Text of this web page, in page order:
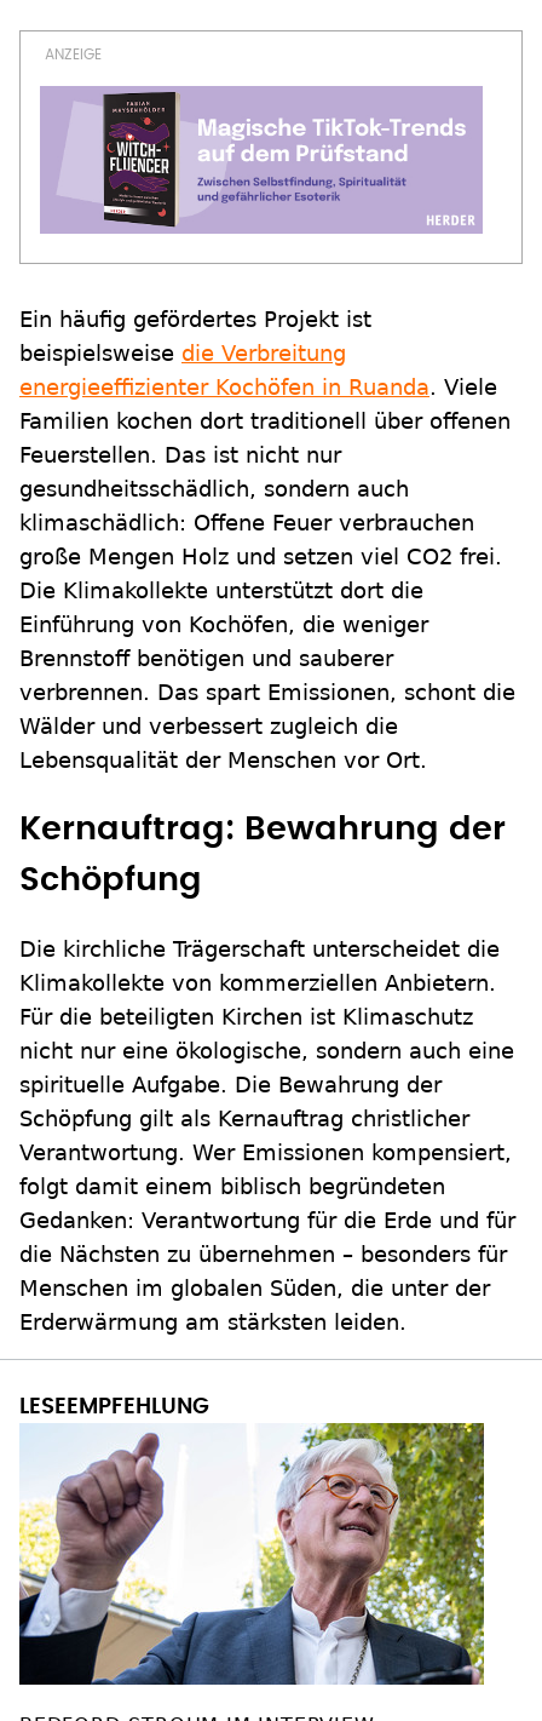
Ein häufig gefördertes Projekt ist
beispielsweise die Verbreitung
energieeffizienter Kochöfen in Ruanda. Viele
Familien kochen dort traditionell über offenen
Feuerstellen. Das ist nicht nur
gesundheitsschädlich, sondern auch
klimaschädlich: Offene Feuer verbrauchen
große Mengen Holz und setzen viel CO2 frei.
Die Klimakollekte unterstützt dort die
Einführung von Kochöfen, die weniger
Brennstoff benötigen und sauberer
verbrennen. Das spart Emissionen, schont die
Wälder und verbessert zugleich die
Lebensqualität der Menschen vor Ort.
Kernauftrag: Bewahrung der
Schöpfung
Die kirchliche Trägerschaft unterscheidet die
Klimakollekte von kommerziellen Anbietern.
Für die beteiligten Kirchen ist Klimaschutz
nicht nur eine ökologische, sondern auch eine
spirituelle Aufgabe. Die Bewahrung der
Schöpfung gilt als Kernauftrag christlicher
Verantwortung. Wer Emissionen kompensiert,
folgt damit einem biblisch begründeten
Gedanken: Verantwortung für die Erde und für
die Nächsten zu übernehmen – besonders für
Menschen im globalen Süden, die unter der
Erderwärmung am stärksten leiden.